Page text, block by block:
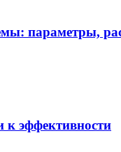
параметры,
к эффективности